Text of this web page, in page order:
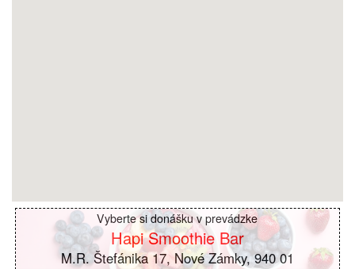
Vyberte si donášku v prevádzke
Hapi Smoothie Bar
M.R. Štefánika 17, Nové Zámky, 940 01